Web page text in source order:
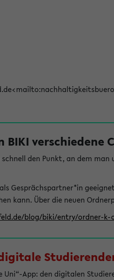
verschiedene
den Punkt, an dem
Gesprächspartner*in
kann. Über die neuen
blog/biki/entry/ordner-
Uni“-App: den digitalen